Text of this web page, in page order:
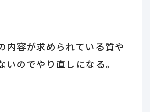
内容が求められている質や
いのでやり直しになる。